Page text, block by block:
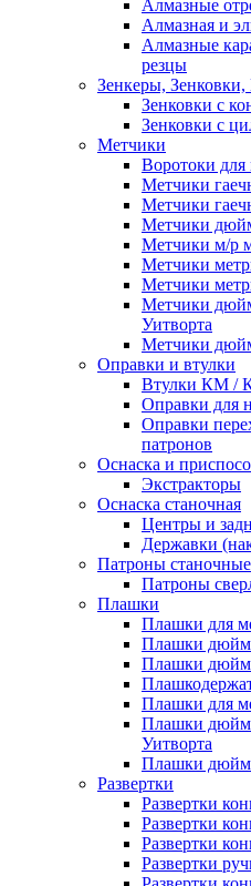
Алмазные
Алмазная и
Алмазные
резцы
Зенкеры, Зенковки,
Зенковки с
Зенковки с
Метчики
Воротоки для
Метчики
Метчики
Метчики
Метчики м/р
Метчики
Метчики
Метчики
Уитворта
Метчики
Оправки и втулки
Втулки КМ /
Оправки для
Оправки
патронов
Оснаска и
Экстракторы
Оснаска станочная
Центры и
Державки
Патроны станочные
Патроны
Плашки
Плашки для
Плашки
Плашки
Плашки для
Плашки
Уитворта
Плашки
Развертки
Развертки
Развертки
Развертки
Развертки